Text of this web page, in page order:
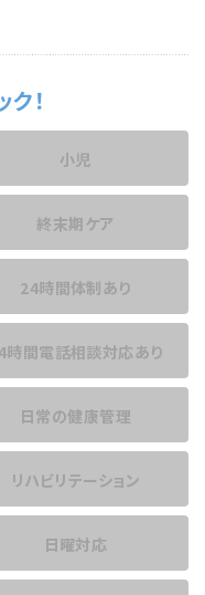
！
小児
終末期ケア
24時間体制あり
時間電話相談対応あり
日常の健康管理
リハビリテーション
日曜対応